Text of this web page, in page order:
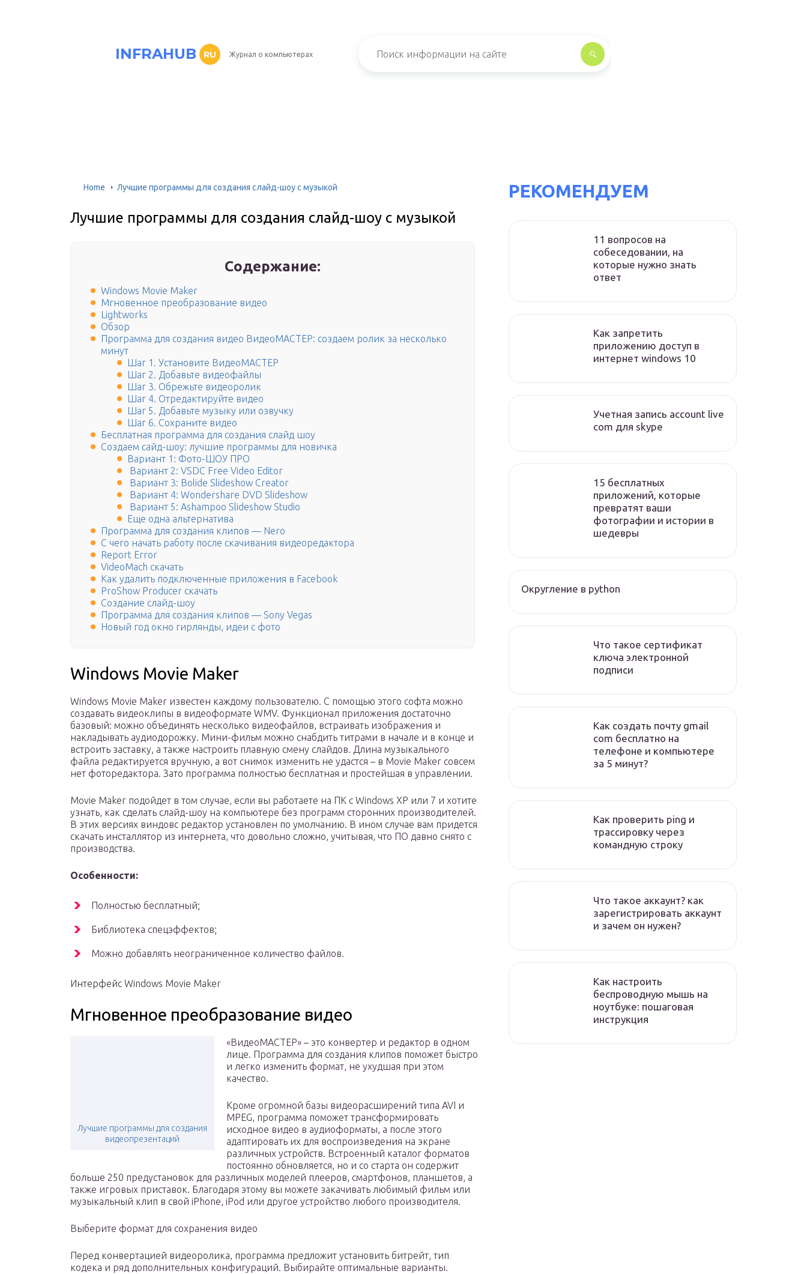
INFRAHUB RU Журнал о компьютерах
Home Лучшие программы для создания слайд-шоу с музыкой
Лучшие программы для создания слайд-шоу с музыкой
Содержание:
Windows Movie Maker
Мгновенное преобразование видео
Lightworks
Обзор
Программа для создания видео ВидеоМАСТЕР: создаем ролик за несколько
минут
Шаг 1. Установите ВидеоМАСТЕР
Шаг 2. Добавьте видеофайлы
Шаг 3. Обрежьте видеоролик
Шаг 4. Отредактируйте видео
Шаг 5. Добавьте музыку или озвучку
Шаг 6. Сохраните видео
Бесплатная программа для создания слайд шоу
Создаем сайд-шоу: лучшие программы для новичка
Вариант 1: Фото-ШОУ ПРО
Вариант 2: VSDC Free Video Editor
Вариант 3: Bolide Slideshow Creator
Вариант 4: Wondershare DVD Slideshow
Вариант 5: Ashampoo Slideshow Studio
Еще одна альтернатива
Программа для создания клипов — Nero
С чего начать работу после скачивания видеоредактора
Report Error
VideoMach скачать
Как удалить подключенные приложения в Facebook
ProShow Producer скачать
Создание слайд-шоу
Программа для создания клипов — Sony Vegas
Новый год окно гирлянды, идеи с фото
Windows Movie Maker
Windows Movie Maker известен каждому пользователю. С помощью этого софта можно
создавать видеоклипы в видеоформате WMV. Функционал приложения достаточно
базовый: можно объединять несколько видеофайлов, встраивать изображения и
накладывать аудиодорожку. Мини-фильм можно снабдить титрами в начале и в конце и
встроить заставку, а также настроить плавную смену слайдов. Длина музыкального
файла редактируется вручную, а вот снимок изменить не удастся – в Movie Maker совсем
нет фоторедактора. Зато программа полностью бесплатная и простейшая в управлении.
Movie Maker подойдет в том случае, если вы работаете на ПК с Windows XP или 7 и хотите
узнать, как сделать слайд-шоу на компьютере без программ сторонних производителей.
В этих версиях виндовс редактор установлен по умолчанию. В ином случае вам придется
скачать инсталлятор из интернета, что довольно сложно, учитывая, что ПО давно снято с
производства.
Особенности:
Полностью бесплатный;
Библиотека спецэффектов;
Можно добавлять неограниченное количество файлов.
Интерфейс Windows Movie Maker
Мгновенное преобразование видео
Лучшие программы для создания
видеопрезентаций
«ВидеоМАСТЕР» – это конвертер и редактор в одном
лице. Программа для создания клипов поможет быстро
и легко изменить формат, не ухудшая при этом
качество.
Кроме огромной базы видеорасширений типа AVI и
MPEG, программа поможет трансформировать
исходное видео в аудиоформаты, а после этого
адаптировать их для воспроизведения на экране
различных устройств. Встроенный каталог форматов
постоянно обновляется, но и со старта он содержит
больше 250 предустановок для различных моделей плееров, смартфонов, планшетов, а
также игровых приставок. Благодаря этому вы можете закачивать любимый фильм или
музыкальный клип в свой iPhone, iPod или другое устройство любого производителя.
Выберите формат для сохранения видео
Перед конвертацией видеоролика, программа предложит установить битрейт, тип
кодека и ряд дополнительных конфигураций. Выбирайте оптимальные варианты.
РЕКОМЕНДУЕМ
11 вопросов на
собеседовании, на
которые нужно знать
ответ
Как запретить
приложению доступ в
интернет windows 10
Учетная запись account live
com для skype
15 бесплатных
приложений, которые
превратят ваши
фотографии и истории в
шедевры
Округление в python
Что такое сертификат
ключа электронной
подписи
Как создать почту gmail
com бесплатно на
телефоне и компьютере
за 5 минут?
Как проверить ping и
трассировку через
командную строку
Что такое аккаунт? как
зарегистрировать аккаунт
и зачем он нужен?
Как настроить
беспроводную мышь на
ноутбуке: пошаговая
инструкция